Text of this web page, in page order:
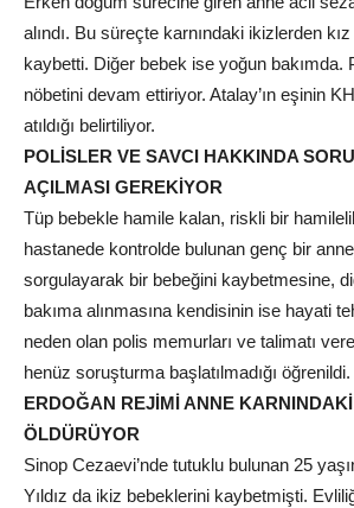
alındı. Bu süreçte karnındaki ikizlerden kız
kaybetti. Diğer bebek ise yoğun bakımda.
nöbetini devam ettiriyor. Atalay’ın eşinin
atıldığı belirtiliyor.
POLİSLER VE SAVCI HAKKINDA
AÇILMASI GEREKİYOR
Tüp bebekle hamile kalan, riskli bir
hastanede kontrolde bulunan genç bir
sorgulayarak bir bebeğini kaybetmesine,
bakıma alınmasına kendisinin ise hayati
neden olan polis memurları ve talimatı
henüz soruşturma başlatılmadığı öğrenildi.
ERDOĞAN REJİMİ ANNE
ÖLDÜRÜYOR
Sinop Cezaevi’nde tutuklu bulunan 25
Yıldız da ikiz bebeklerini kaybetmişti.